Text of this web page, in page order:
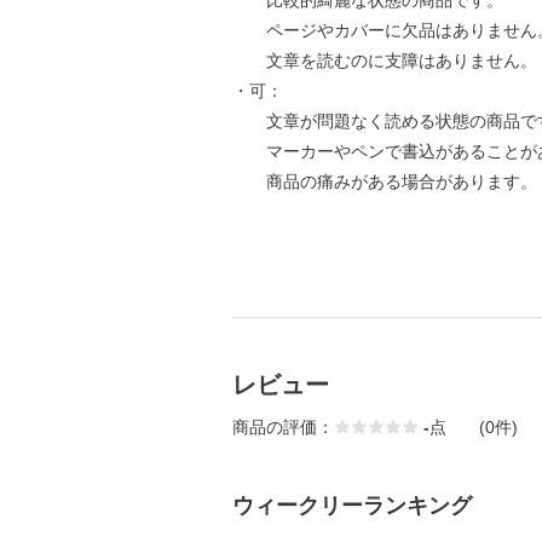
ページやカバーに欠品はありません
文章を読むのに支障はありません。
・可：
文章が問題なく読める状態の商品で
マーカーやペンで書込があることが
商品の痛みがある場合があります。
レビュー
商品の評価： -点 (0件)
ウィークリーランキング